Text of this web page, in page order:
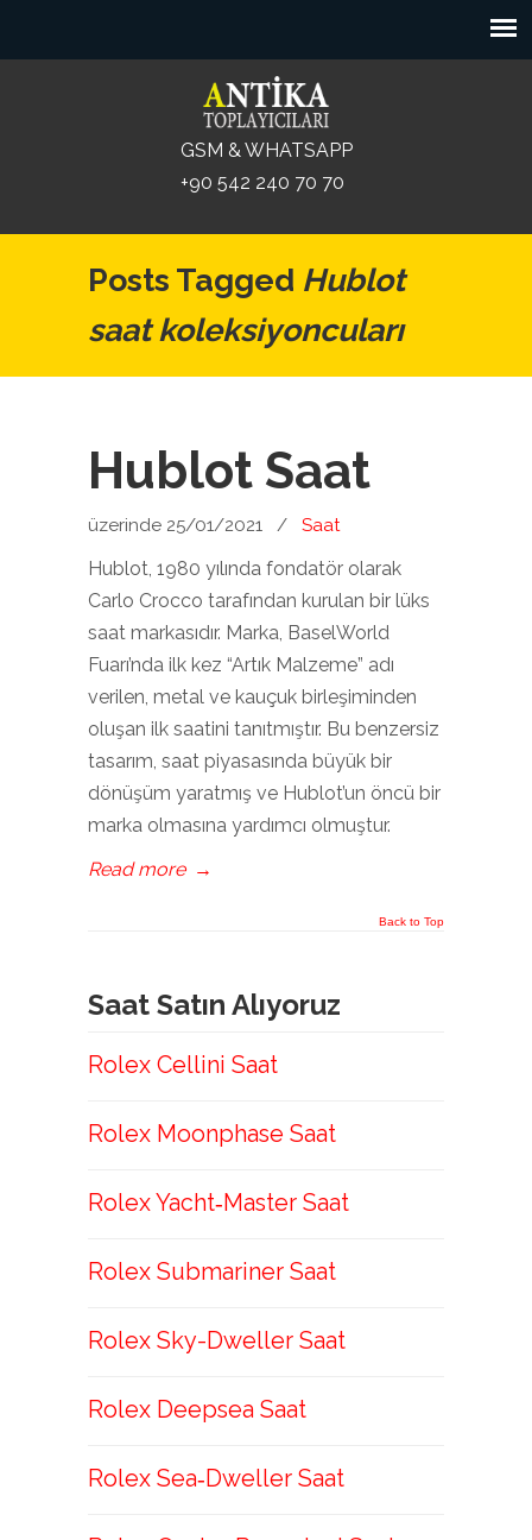
GSM & WHATSAPP
+90 542 240 70 70
Posts Tagged Hublot
saat koleksiyoncuları
Hublot Saat
üzerinde 25/01/2021 / Saat
Hublot, 1980 yılında fondatör olarak
Carlo Crocco tarafından kurulan bir lüks
saat markasıdır. Marka, BaselWorld
Fuarı’nda ilk kez “Artık Malzeme” adı
verilen, metal ve kauçuk birleşiminden
oluşan ilk saatini tanıtmıştır. Bu benzersiz
tasarım, saat piyasasında büyük bir
dönüşüm yaratmış ve Hublot’un öncü bir
marka olmasına yardımcı olmuştur.
Read more →
Back to Top
Saat Satın Alıyoruz
Rolex Cellini Saat
Rolex Moonphase Saat
Rolex Yacht‑Master Saat
Rolex Submariner Saat
Rolex Sky-Dweller Saat
Rolex Deepsea Saat
Rolex Sea‑Dweller Saat